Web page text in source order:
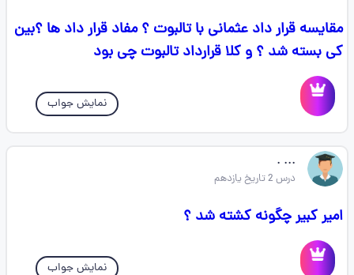
مقایسه قرار داد عثمانی با تالبوت ؟ مفاد قرار داد ها ؟بین
کی بسته شد ؟ و کلا قرارداد تالبوت چی بود
نمایش جواب
... .
درس 2 تاریخ یازدهم
امیر کبیر چگونه کشته شد ؟
نمایش جواب